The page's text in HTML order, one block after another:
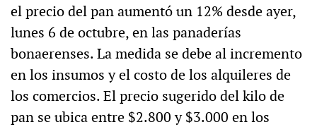
el precio del pan aumentó un 12% desde ayer,
lunes 6 de octubre, en las panaderías
bonaerenses. La medida se debe al incremento
en los insumos y el costo de los alquileres de
los comercios. El precio sugerido del kilo de
pan se ubica entre $2.800 y $3.000 en los